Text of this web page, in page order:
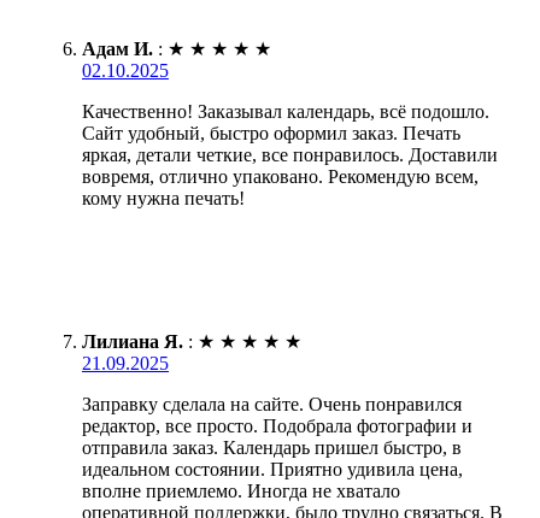
Адам И. : ★ ★ ★ ★ ★
02.10.2025
Качественно! Заказывал календарь, всё подошло.
Сайт удобный, быстро оформил заказ. Печать
яркая, детали четкие, все понравилось. Доставили
вовремя, отлично упаковано. Рекомендую всем,
кому нужна печать!
Лилиана Я. : ★ ★ ★ ★ ★
21.09.2025
Заправку сделала на сайте. Очень понравился
редактор, все просто. Подобрала фотографии и
отправила заказ. Календарь пришел быстро, в
идеальном состоянии. Приятно удивила цена,
вполне приемлемо. Иногда не хватало
оперативной поддержки, было трудно связаться. В